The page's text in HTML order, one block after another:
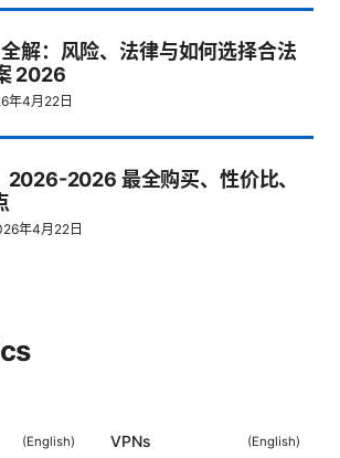
解：风险、法律与如何选择合法
2026
年4月22日
2026 最全购买、性价比、
年4月22日
(English) VPNs (English)